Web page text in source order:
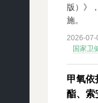
版）》
施。
2026-07-
国家卫
甲氧依
酯、索